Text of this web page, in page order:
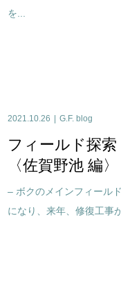
を...
2021.10.26 G.F. blog
フィールド探
〈佐賀野池 編〉
– ボクのメインフィール
になり、来年、修復工事